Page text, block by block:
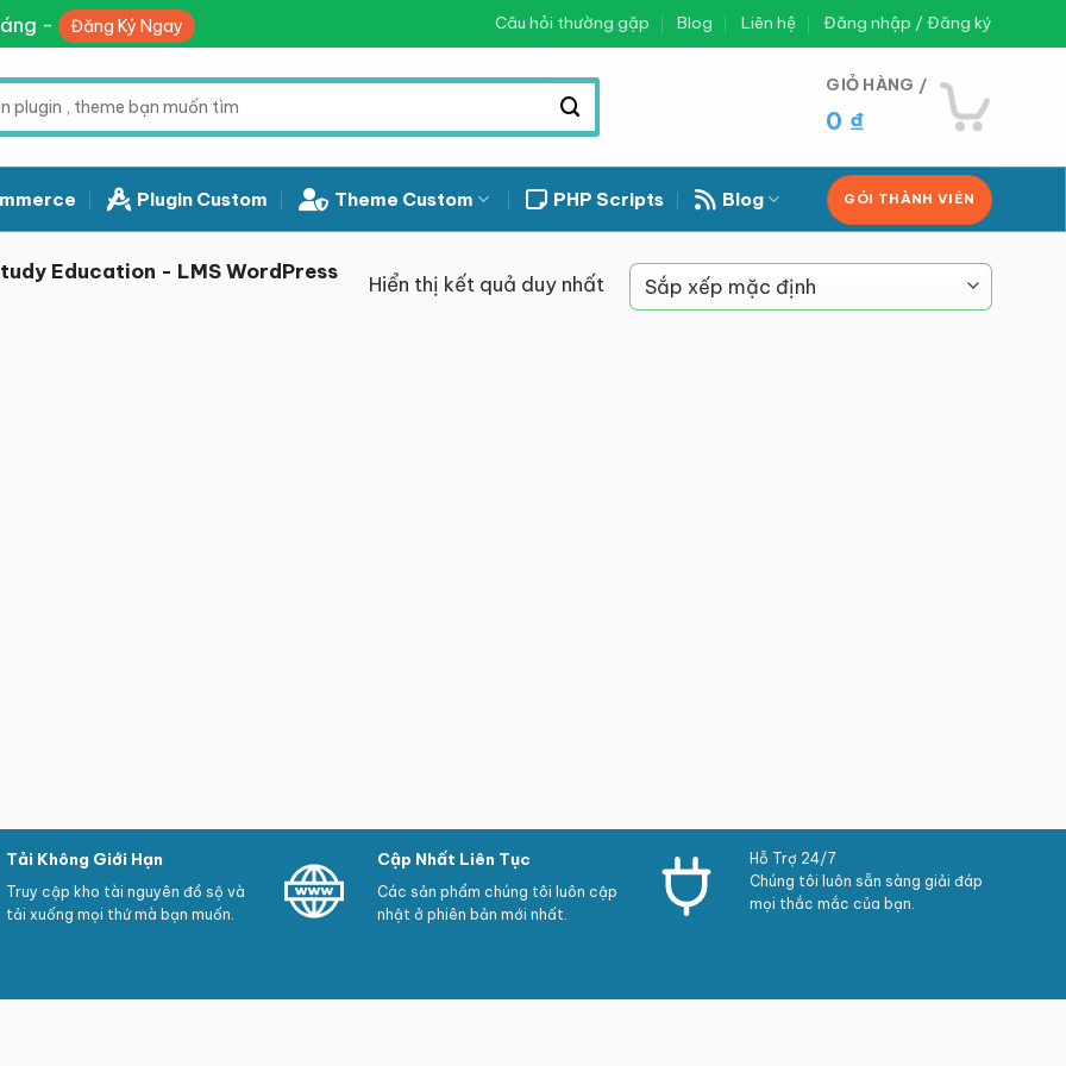
- Đăng Ký Ngay Câu hỏi thường gặp Blog Liên hệ Đăng nhập / Đăng ký
GIỎ HÀNG /
0 ₫
Plugin Custom Theme Custom PHP Scripts Blog GÓI THÀNH VIÊN
Education - LMS WordPress
Hiển thị kết quả duy nhất
Tải Không Giới Hạn
Truy cập kho tài nguyên đồ sộ và
tải xuống mọi thứ mà bạn muốn.
Cập Nhất Liên Tục
Các sản phẩm chúng tôi luôn cập
nhật ở phiên bản mới nhất.
Hỗ Trợ 24/7
Chúng tôi luôn sẵn sàng giải đáp
mọi thắc mắc của bạn.